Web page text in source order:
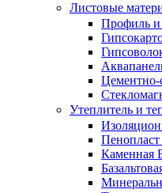
Листовые
Профиль и
Утеплитель и
Каменная